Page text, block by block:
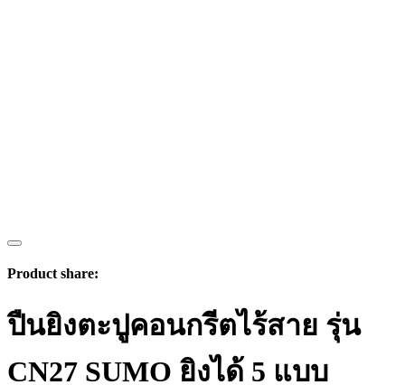
Product share:
ปืนยิงตะปูคอนกรีตไร้สาย รุ่น
CN27 SUMO ยิงได้ 5 แบบ